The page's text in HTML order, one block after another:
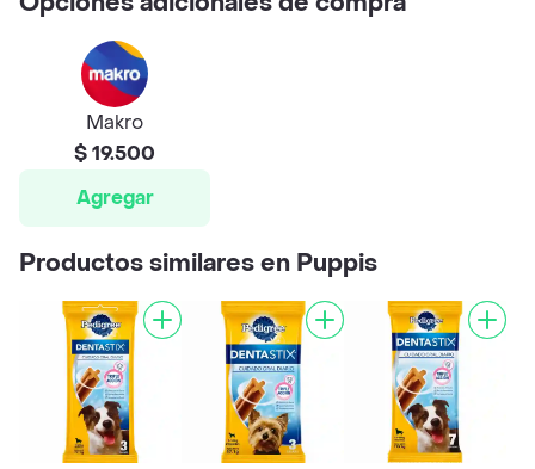
Makro
$ 19.500
Agregar
Productos similares en Puppis